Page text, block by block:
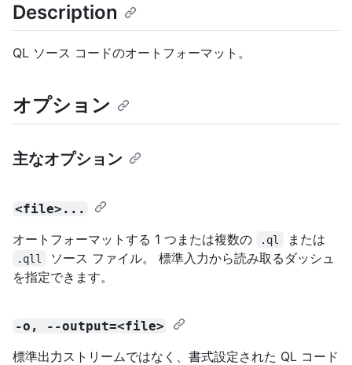
Description
QL ソース コードのオートフォーマット。
オプション
主なオプション
<file>...
オートフォーマットする 1 つまたは複数の .ql または
.qll
ソース ファイル。 標準入力から読み取るダッシュ
を指定できます。
-o, --output=<file>
標準出力ストリームではなく、書式設定された QL コード